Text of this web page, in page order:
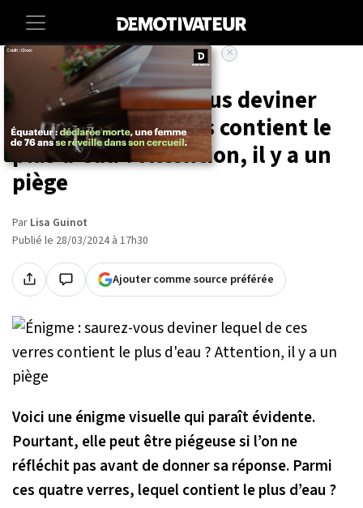
Lifestyle
Énigme : saurez-vous deviner
lequel de ces verres contient le
plus d'eau ? Attention, il y a un
piège
Par Lisa Guinot
Publié le 28/03/2024 à 17h30
Ajouter comme source préférée
Voici une énigme visuelle qui paraît évidente.
Pourtant, elle peut être piégeuse si l’on ne
réfléchit pas avant de donner sa réponse. Parmi
ces quatre verres, lequel contient le plus d’eau ?
×